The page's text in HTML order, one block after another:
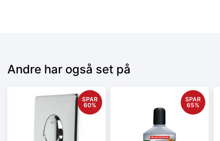
Andre har også set på
SPAR
60%
SPAR
65%